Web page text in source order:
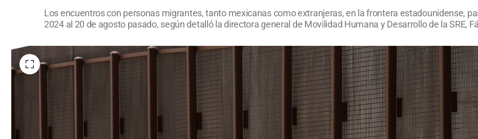
Los encuentros con personas migrantes, tanto mexicanas como extranjeras, en la frontera estadounidense,
2024 al 20 de agosto pasado, según detalló la directora general de Movilidad Humana y Desarrollo de la SRE,